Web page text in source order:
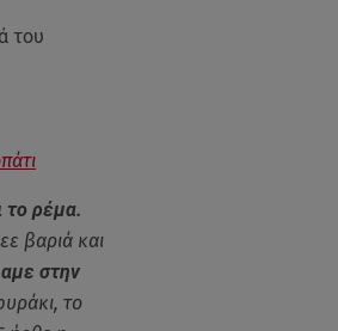
του
το ρέμα.
βαριά και
στην
το